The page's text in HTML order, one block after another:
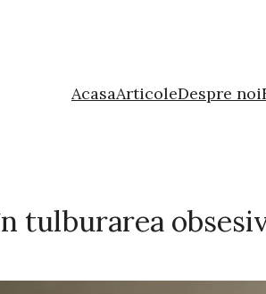
AcasaArticoleDespre noi
tulburarea